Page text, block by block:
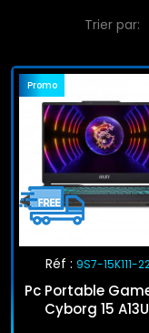
Trier par:
Promo
Réf : 9S7-15K111-
Pc Portable
Cyborg 15